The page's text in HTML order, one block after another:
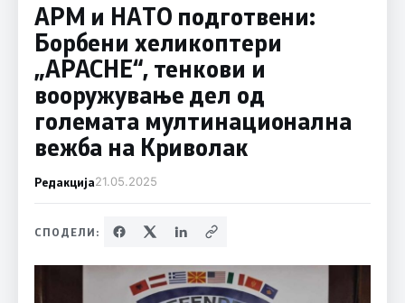
АРМ и НАТО подготвени:
Борбени хеликоптери
„APACHE“, тенкови и
вооружување дел од
големата мултинационална
вежба на Криволак
Редакција21.05.2025
СПОДЕЛИ: